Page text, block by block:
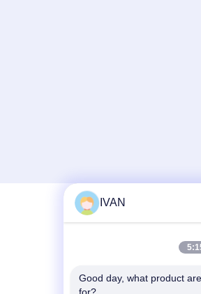
Schnelle
Tel.
IVAN
Good day, what product